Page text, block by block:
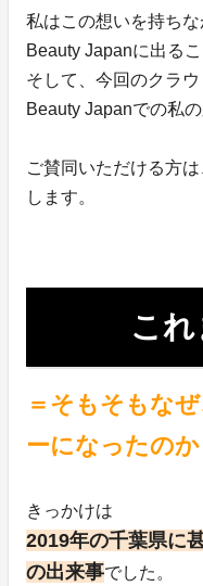
私はこの想いを持ち
Beauty Japanに出る
そして、今回のクラ
Beauty Japanでの私
ご賛同いただける方
します。
こ
＝そもそもな
ーになったのか
きっかけは
2019年の千葉県に
の出来事でした。